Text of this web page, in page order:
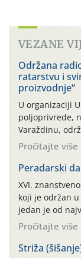
VEZANE
Održana
ratarstvu i
proizvodnje“
U organizaciji
poljoprivrede,
Varaždinu,
nazivom
svinjogojstvu
organizirana u
Farm Demo
okoliš“ i
Pročitajte više
Peradarski
XVI.
koji je održan
jedan je od
peradarstva u
Pročitajte više
Striža